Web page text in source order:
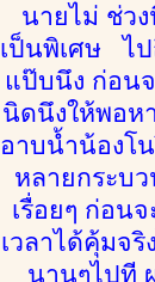
นายไม่ ช่ว
เป็นพิเศษ ไป
แป๊บนึง ก่อน
นิดนึงให้พอห
อาบน้ำน้องโ
หลายกระบ
เรื่อยๆ ก่อน
เวลาได้คุ้มจ
นานๆไปที